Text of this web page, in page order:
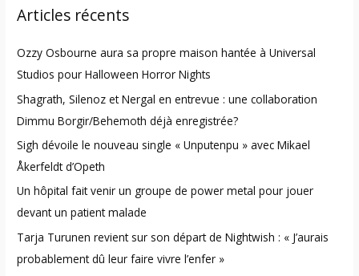
c
f
o
r
:
Articles récents
Ozzy Osbourne aura sa propre maison hantée à Universal
Studios pour Halloween Horror Nights
Shagrath, Silenoz et Nergal en entrevue : une collaboration
Dimmu Borgir/Behemoth déjà enregistrée?
Sigh dévoile le nouveau single « Unputenpu » avec Mikael
Åkerfeldt d’Opeth
Un hôpital fait venir un groupe de power metal pour jouer
devant un patient malade
Tarja Turunen revient sur son départ de Nightwish : « J’aurais
probablement dû leur faire vivre l’enfer »